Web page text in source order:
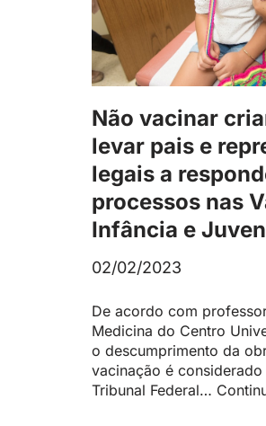
Não vacinar
levar pais e
legais a
processos nas
Infância e
02/02/2023
De acordo com
Medicina do Centro
o descumprimento da
vacinação é
Tribunal Federal…